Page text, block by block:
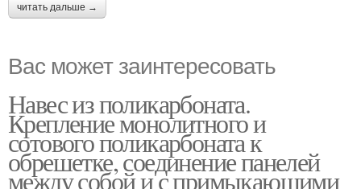
читать дальше →
Вас может заинтересовать
Навес из поликарбоната.
Крепление монолитного и
сотового поликарбоната к
обрешетке, соединение панелей
между собой и с примыкающими